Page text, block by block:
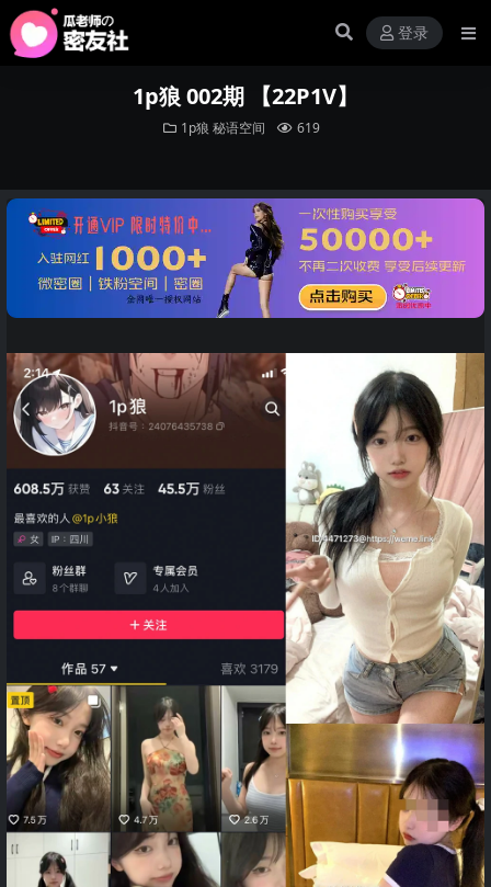
登录
1p狼 002期 【22P1V】
1p狼 秘语空间 619